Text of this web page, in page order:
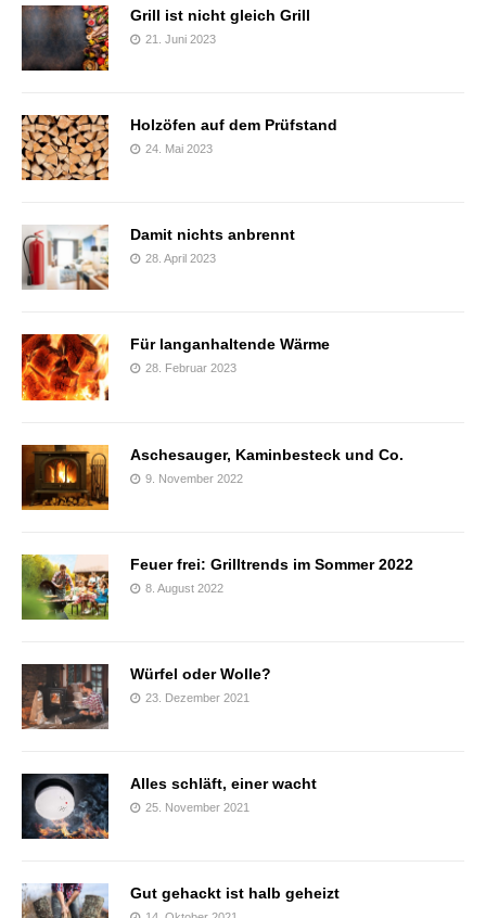
Grill ist nicht gleich Grill
21. Juni 2023
Holzöfen auf dem Prüfstand
24. Mai 2023
Damit nichts anbrennt
28. April 2023
Für langanhaltende Wärme
28. Februar 2023
Aschesauger, Kaminbesteck und Co.
9. November 2022
Feuer frei: Grilltrends im Sommer 2022
8. August 2022
Würfel oder Wolle?
23. Dezember 2021
Alles schläft, einer wacht
25. November 2021
Gut gehackt ist halb geheizt